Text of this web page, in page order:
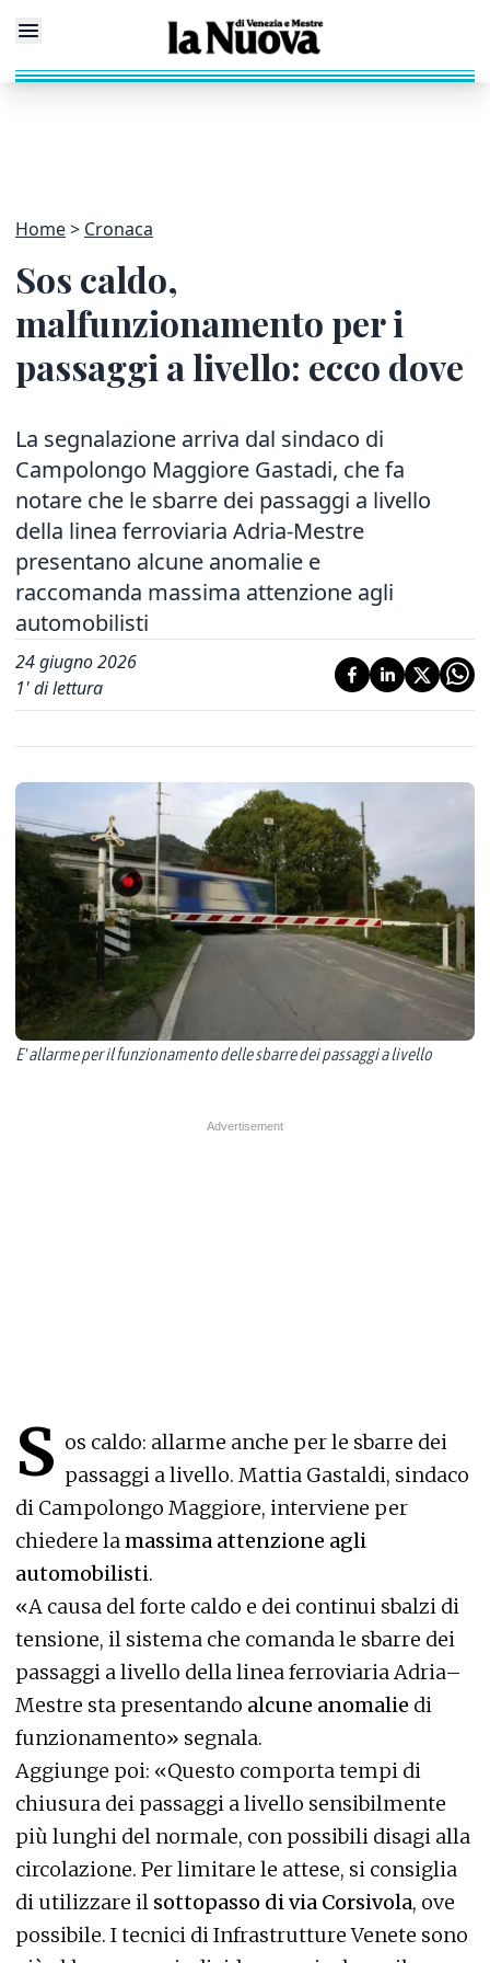
Home Cronaca
Sos caldo,
malfunzionamento per i
passaggi a livello: ecco dove
La segnalazione arriva dal sindaco di
Campolongo Maggiore Gastadi, che fa
notare che le sbarre dei passaggi a livello
della linea ferroviaria Adria-Mestre
presentano alcune anomalie e
raccomanda massima attenzione agli
automobilisti
24 giugno 2026
1' di lettura
E' allarme per il funzionamento delle sbarre dei passaggi a livello
S os caldo: allarme anche per le sbarre dei
passaggi a livello. Mattia Gastaldi, sindaco
di Campolongo Maggiore, interviene per
chiedere lamassima attenzione agli
automobilisti.
«A causa del forte caldo e dei continui sbalzi di
tensione, il sistema che comanda le sbarre dei
passaggi a livello della linea ferroviaria Adria–
Mestre sta presentando alcune anomalie di
funzionamento» segnala.
Aggiunge poi: «Questo comporta tempi di
chiusura dei passaggi a livello sensibilmente
più lunghi del normale, con possibili disagi alla
circolazione. Per limitare le attese, si consiglia
di utilizzare il sottopasso di via Corsivola, ove
possibile. I tecnici di Infrastrutture Venete sono